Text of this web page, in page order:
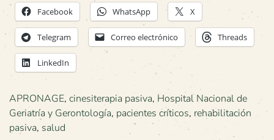
Facebook WhatsApp X
Telegram Correo electrónico Threads
LinkedIn
APRONAGE, cinesiterapia pasiva, Hospital Nacional de
Geriatría y Gerontología, pacientes críticos, rehabilitación
pasiva, salud